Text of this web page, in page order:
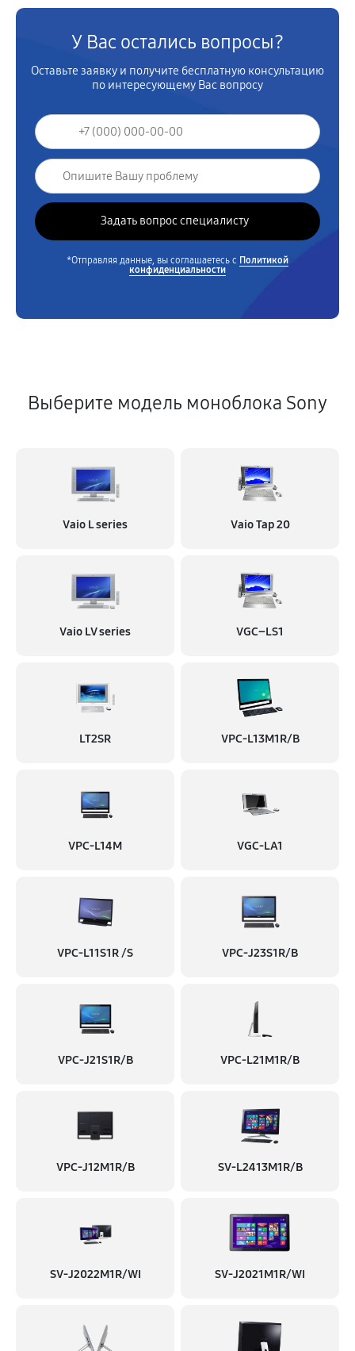
У Вас остались вопросы?
Оставьте заявку и получите бесплатную консультацию
по интересующему Вас вопросу
*Отправляя данные, вы соглашаетесь с Политикой
конфиденциальности
Выберите модель моноблока Sony
Vaio L series Vaio Tap 20
Vaio LV series VGC–LS1
LT2SR VPC-L13M1R/B
VPC-L14M VGC-LA1
VPC-L11S1R /S VPC-J23S1R/B
VPC-J21S1R/B VPC-L21M1R/B
VPC-J12M1R/B SV-L2413M1R/B
SV-J2022M1R/WI SV-J2021M1R/WI